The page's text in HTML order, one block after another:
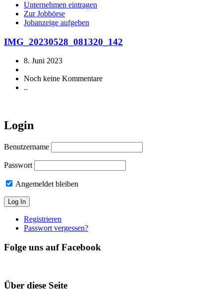
Unternehmen eintragen
Zur Jobbörse
Jobanzeige aufgeben
IMG_20230528_081320_142
8. Juni 2023
Noch keine Kommentare
..
Login
Benutzername
Passwort
Angemeldet bleiben
Registrieren
Passwort vergessen?
Folge uns auf Facebook
Über diese Seite